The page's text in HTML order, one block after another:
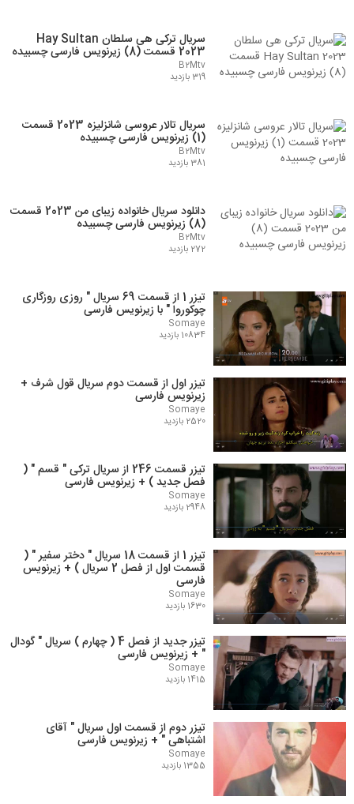
سریال ترکی هی سلطان Hay Sultan
2023 قسمت (8) زیرنویس فارسی چسبیده
B2Mtv
319 بازدید
سریال تالار عروسی شانزلیزه 2023 قسمت
(1) زیرنویس فارسی چسبیده
B2Mtv
381 بازدید
دانلود سریال خانواده زیبای من 2023 قسمت
(8) زیرنویس فارسی چسبیده
B2Mtv
272 بازدید
تیزر 1 از قسمت 69 سریال " روزی روزگاری
چوکوروا " با زیرنویس فارسی
Somaye
10834 بازدید
تیزر اول از قسمت دوم سریال قول شرف +
زیرنویس فارسی
Somaye
2520 بازدید
تیزر قسمت 246 از سریال ترکی " قسم " (
فصل جدید ) + زیرنویس فارسی
Somaye
2948 بازدید
تیزر 1 از قسمت 18 سریال " دختر سفیر " (
قسمت اول از فصل 2 سریال ) + زیرنویس
فارسی
Somaye
1630 بازدید
تیزر جدید از فصل 4 ( چهارم ) سریال " گودال
" + زیرنویس فارسی
Somaye
1415 بازدید
تیزر دوم از قسمت اول سریال " آقای
اشتباهی " + زیرنویس فارسی
Somaye
1355 بازدید